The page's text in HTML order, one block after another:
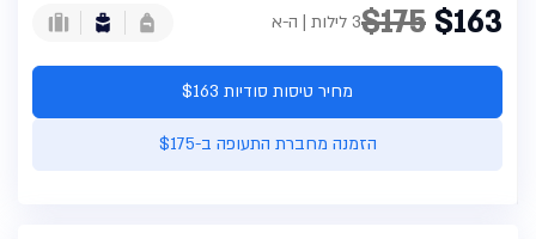
$163
$1753 לילות | ה-א
מחיר טיסות סודיות $163
הזמנה מחברת התעופה ב-$175